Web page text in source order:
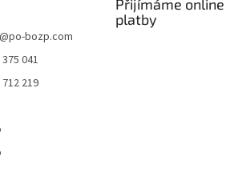
@po-bozp.com
041
219
Přijímáme online
platby